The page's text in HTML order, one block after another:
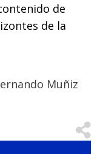
de
de la
Muñiz